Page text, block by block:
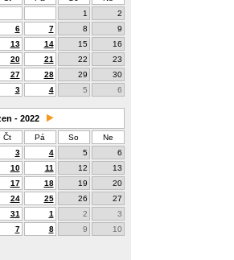
1
2
6 7 8
9
13 14 15
16
20 21 22
23
27 28 29
30
3 4 5 6
- 2022
Čt Pá So
Ne
3 4 5
6
10 11 12
13
17 18 19
20
24 25 26
27
31 1 2
3
7 8 9 10